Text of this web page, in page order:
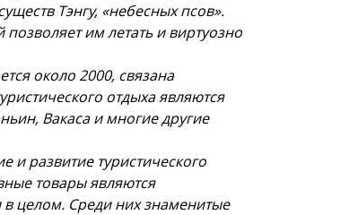
Тэнгу, «небесных псов».
им летать и виртуозно
около 2000, связана
отдыха являются
Вакаса и многие другие
и развитие туристического
товары являются
целом. Среди них знаменитые